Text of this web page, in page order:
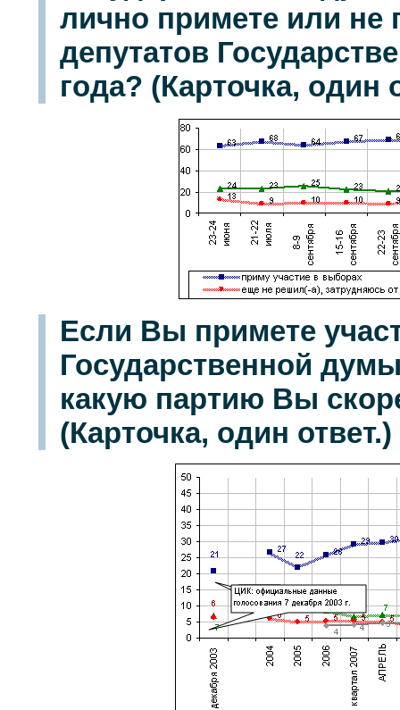
лично примете или не
депутатов
года? (Карточка, один
Если Вы примете
Государственной
какую партию Вы
(Карточка, один ответ.)